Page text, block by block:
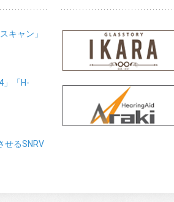
キャン」
」「H-
せるSNRV